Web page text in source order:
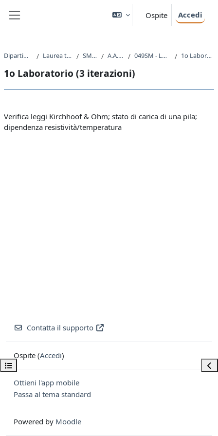
Ospite Accedi
Apri indice del corso
Dipartimento di Fisica Laurea triennale (DM270) SM20 - FISICA A.A. 2022 - 2023 049SM - LABORATORIO II 2022 1o Laboratorio (3 iterazioni)
1o Laboratorio (3 iterazioni)
Schema della sezione
Verifica leggi Kirchhoof & Ohm; stato di carica di una pila;
dipendenza resistività/temperatura
Contatta il supporto
Ospite (Accedi)
Ottieni l'app mobile
Passa al tema standard
Powered by Moodle